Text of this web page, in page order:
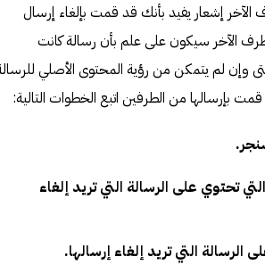
إشعار يفيد بأنك قد قمت بإلغاء إرسال
الآخر سيكون على علم بأن رسالة كانت
وإن لم يتمكن من رؤية المحتوى الأصلي
بإرسالها من الطرفين اتبع الخطوات التالية:
تحتوي على الرسالة التي تريد إلغاء
التي تريد إلغاء إرسالها.